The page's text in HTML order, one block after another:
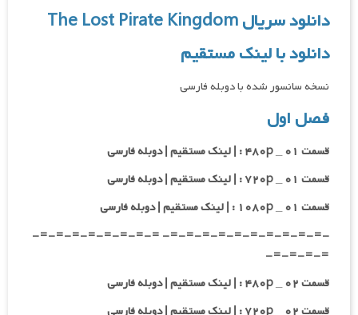
دانلود سریال The Lost Pirate Kingdom
دانلود با لینک مستقیم
نسخه سانسور شده با دوبله فارسی
فصل اول
قسمت ۰۱ _ ۴۸۰p : | لینک مستقیم | دوبله فارسی
قسمت ۰۱ _ ۷۲۰p : | لینک مستقیم | دوبله فارسی
قسمت ۰۱ _ ۱۰۸۰p : | لینک مستقیم | دوبله فارسی
-=-=-=-=-=-=-=-=-=-=- =-=-=-=-=-=-=-=-
=-=-=-=-
قسمت ۰۲ _ ۴۸۰p : | لینک مستقیم | دوبله فارسی